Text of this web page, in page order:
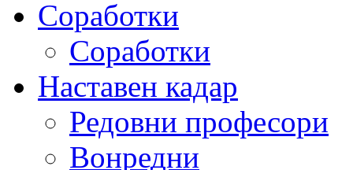
Соработки
Соработки
Наставен кадар
Редовни професори
Вонредни